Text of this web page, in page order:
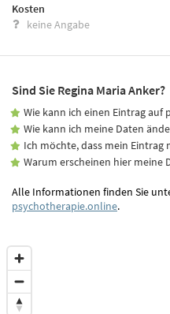
Kosten
keine Angabe
Sind Sie Regina Maria Anker?
Wie kann ich einen Eintrag
Wie kann ich meine Daten
Ich möchte, dass mein Eintrag
Warum erscheinen hier meine
Alle Informationen finden Sie
psychotherapie.online.